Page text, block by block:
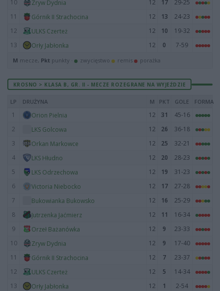
10 Zryw Dydnia 12 17
29-25
11
Górnik II Strachocina 12 13
24-23
12
ULKS Czerteż 12 10
19-32
13
Orły Jabłonka 12 0 7-59
M mecze, Pkt punkty · zwycięstwo remis porażka
KROSNO > KLASA B, GR. II - MECZE ROZEGRANE NA WYJEŹDZIE
LP DRUŻYNA M PKT GOLE FORMA
1 Orion Pielnia 12 31
45-16
2
LKS Golcowa 12 26
36-18
3
Orkan Markowce 12 25
32-21
4
LKS Hłudno 12 20
28-23
5
LKS Odrzechowa 12 19
31-23
6
Victoria Niebocko 12 17
27-28
7
Bukowianka Bukowsko 12 16
25-29
8
Jutrzenka Jaćmierz 12 11
16-34
9
Orzeł Bażanówka 12 9
23-33
10
Zryw Dydnia 12 9
17-40
11
Górnik II Strachocina 12 7
23-37
12
ULKS Czerteż 12 5
14-34
13
Orły Jabłonka 12 1 2-54